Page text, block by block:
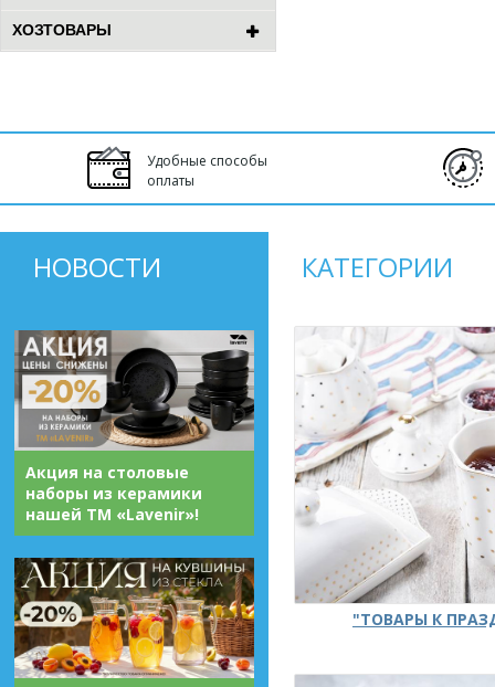
ХОЗТОВАРЫ
Удобные способы
оплаты
НОВОСТИ
Акция на столовые
наборы из керамики
нашей ТМ «Lavenir»!
КАТЕГОРИИ
"ТОВАРЫ К